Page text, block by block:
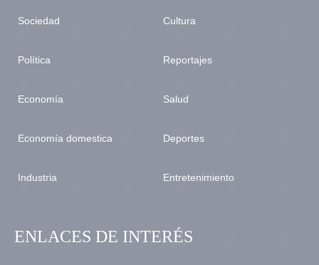
Sociedad
Política
Economía
Economía domestica
Industria
Cultura
Reportajes
Salud
Deportes
Entretenimiento
ENLACES DE INTERÉS